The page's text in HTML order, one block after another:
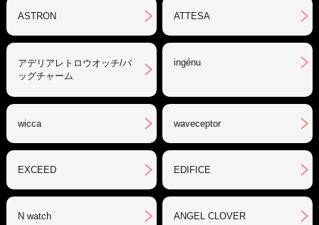
ASTRON ATTESA
アデリアレトロウオッチ/バ
ッグチャーム
ingénu
wicca waveceptor
EXCEED EDIFICE
N watch ANGEL CLOVER